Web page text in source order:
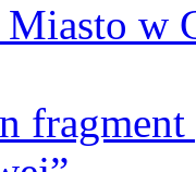
Miasto w